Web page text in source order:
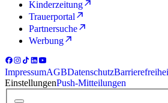
Kinderzeitung
Trauerportal
Partnersuche
Werbung
ImpressumAGBDatenschutz
EinstellungenPush-Mitteilungen